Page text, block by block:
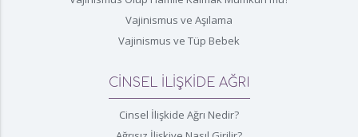
Vajinismus ve Aşılama
Vajinismus ve Tüp Bebek
CİNSEL İLİŞKİDE AĞRI
Cinsel İlişkide Ağrı Nedir?